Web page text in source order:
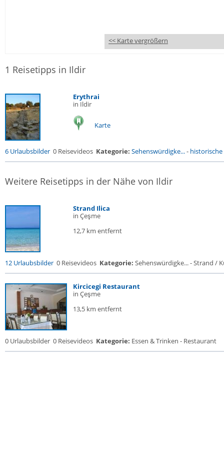
<< Karte vergrößern
1 Reisetipps in Ildir
Erythrai
in Ildir
Karte
6 Urlaubsbilder 0 Reisevideos Kategorie: Sehenswürdigke...- historische
Weitere Reisetipps in der Nähe von Ildir
Strand Ilica
in Çeşme
12,7 km entfernt
12 Urlaubsbilder 0 Reisevideos Kategorie: Sehenswürdigke... - Strand /
Kircicegi Restaurant
in Çeşme
13,5 km entfernt
0 Urlaubsbilder 0 Reisevideos Kategorie: Essen & Trinken - Restaurant